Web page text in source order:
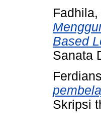
Based
Sanata
Skripsi